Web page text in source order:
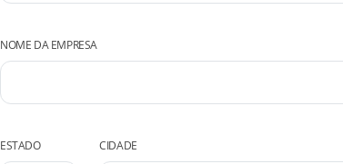
NOME DA EMPRESA
ESTADO CIDADE